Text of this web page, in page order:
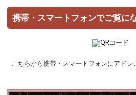
携帯・スマートフォンでご覧に
こちらから携帯・スマートフォンにアドレ